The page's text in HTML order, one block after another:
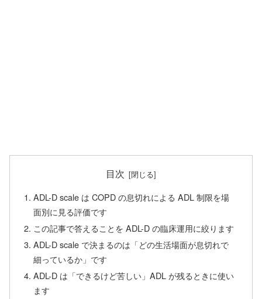
目次
ADL-D scale は COPD の息切れによる ADL 制限を場
面別に見る評価です
この記事で答えることを ADL-D の臨床運用に絞ります
ADL-D scale で決まるのは「どの生活場面が息切れで
細っているか」です
ADL-D は「できるけど苦しい」ADL が残るときに使い
ます